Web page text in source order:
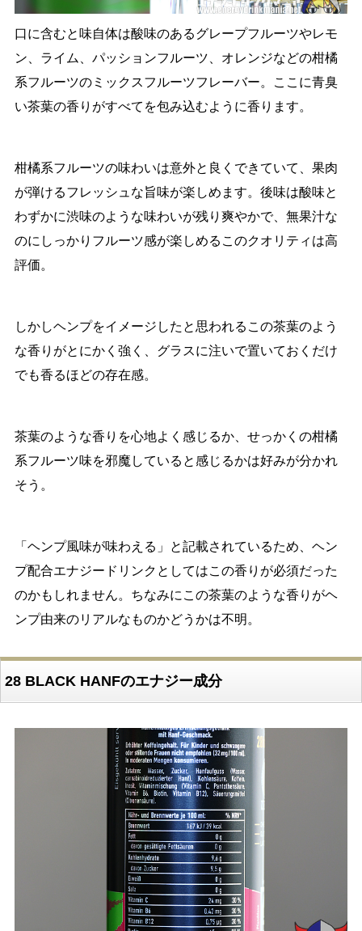
口に含むと味自体は酸味のあるグレープフルーツやレモ
ン、ライム、パッションフルーツ、オレンジなどの柑橘
系フルーツのミックスフルーツフレーバー。ここに青臭
い茶葉の香りがすべてを包み込むように香ります。
柑橘系フルーツの味わいは意外と良くできていて、果肉
が弾けるフレッシュな旨味が楽しめます。後味は酸味と
わずかに渋味のような味わいが残り爽やかで、無果汁な
のにしっかりフルーツ感が楽しめるこのクオリティは高
評価。
しかしヘンプをイメージしたと思われるこの茶葉のよう
な香りがとにかく強く、グラスに注いで置いておくだけ
でも香るほどの存在感。
茶葉のような香りを心地よく感じるか、せっかくの柑橘
系フルーツ味を邪魔していると感じるかは好みが分かれ
そう。
「ヘンプ風味が味わえる」と記載されているため、ヘン
プ配合エナジードリンクとしてはこの香りが必須だった
のかもしれません。ちなみにこの茶葉のような香りがヘ
ンプ由来のリアルなものかどうかは不明。
28 BLACK HANFのエナジー成分